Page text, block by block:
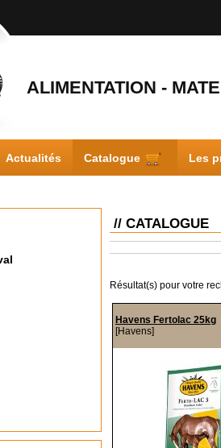
ALIMENTATION -
Actualités Catalogue Les
// CATALOGUE
Résultat(s) pour votre
Havens Fertolac 25kg
[Havens]